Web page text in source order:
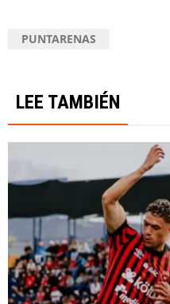
PUNTARENAS
LEE TAMBIÉN